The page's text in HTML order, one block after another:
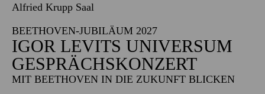
Alfried Krupp Saal
BEETHOVEN-JUBILÄUM 2027
IGOR LEVITS UNIVERSUM
GESPRÄCHSKONZERT
MIT BEETHOVEN IN DIE ZUKUNFT BLICKEN